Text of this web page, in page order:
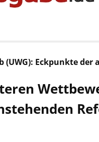
Eckpunkte der